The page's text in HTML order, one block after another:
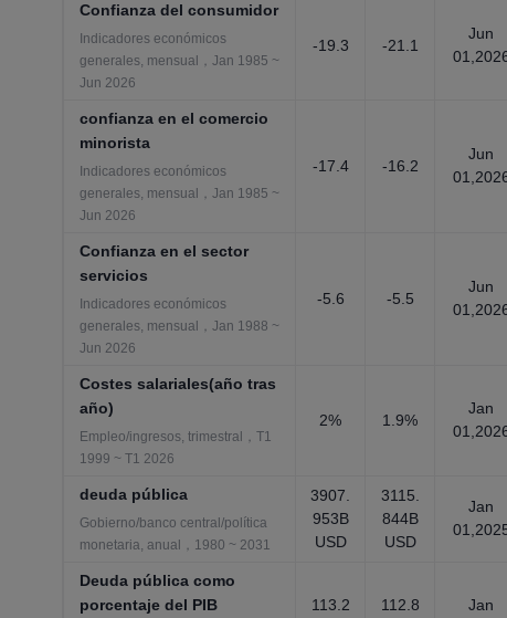
Confianza del consumidor
Indicadores económicos
generales, mensual，Jan 1985 ~
Jun 2026
-19.3 -21.1
Jun
confianza en el comercio
minorista
Indicadores económicos
generales, mensual，Jan 1985 ~
Jun 2026
-17.4 -16.2
Jun
Confianza en el sector
servicios
Indicadores económicos
generales, mensual，Jan 1988 ~
Jun 2026
-5.6 -5.5
Jun
Costes salariales(año tras
año)
Empleo/ingresos, trimestral，T1
1999 ~ T1 2026
2% 1.9%
Jan
deuda pública
Gobierno/banco central/política
monetaria, anual，1980 ~ 2031
3907.
953B
USD
3115.
844B
USD
Jan
Deuda pública como
porcentaje del PIB
113.2
112.8
Jan